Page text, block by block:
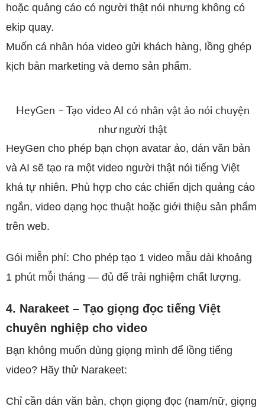
hoặc quảng cáo có người thật nói nhưng không có
ekip quay.
Muốn cá nhân hóa video gửi khách hàng, lồng ghép
kịch bản marketing và demo sản phẩm.
HeyGen – Tạo video AI có nhân vật ảo nói chuyện
như người thật
HeyGen cho phép bạn chọn avatar ảo, dán văn bản
và AI sẽ tạo ra một video người thật nói tiếng Việt
khá tự nhiên. Phù hợp cho các chiến dịch quảng cáo
ngắn, video dạng học thuật hoặc giới thiệu sản phẩm
trên web.
Gói miễn phí: Cho phép tạo 1 video mẫu dài khoảng
1 phút mỗi tháng — đủ để trải nghiệm chất lượng.
4. Narakeet – Tạo giọng đọc tiếng Việt
chuyên nghiệp cho video
Bạn không muốn dùng giọng mình để lồng tiếng
video? Hãy thử Narakeet:
Chỉ cần dán văn bản, chọn giọng đọc (nam/nữ, giọng